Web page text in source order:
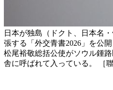
日本が独島（ドクト、日本名
張する「外交青書2026」を公
松尾裕敬総括公使がソウル鍾
舎に呼ばれて入っている。 ［